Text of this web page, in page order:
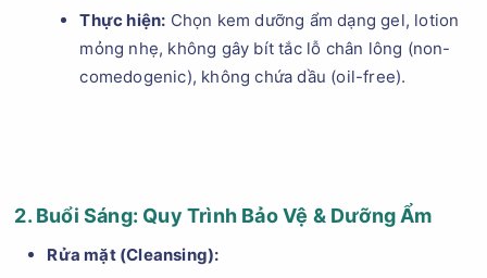
Thực hiện: Chọn kem dưỡng ẩm dạng gel, lotion
mỏng nhẹ, không gây bít tắc lỗ chân lông (non-
comedogenic), không chứa dầu (oil-free).
2. Buổi Sáng: Quy Trình Bảo Vệ & Dưỡng Ẩm
Rửa mặt (Cleansing):